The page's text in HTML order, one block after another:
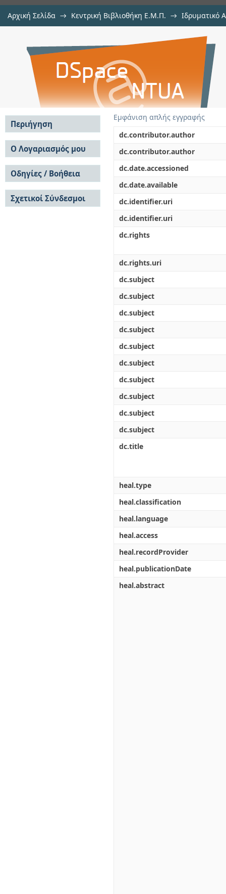
Αρχική Σελίδα → Κεντρική Βιβλιοθήκη Ε.Μ.Π. → Ιδρυματικό
Ανάπτυξη δομών ψύξης
ενισχυμένη θερμική
Εμφάνιση απλής εγγραφής
dc.contributor.author
dc.contributor.author
dc.date.accessioned
dc.date.available
dc.identifier.uri
dc.identifier.uri
dc.rights
dc.rights.uri
dc.subject
dc.subject
dc.subject
dc.subject
dc.subject
dc.subject
dc.subject
dc.subject
dc.subject
dc.subject
dc.title
heal.type
heal.classification
heal.language
heal.access
heal.recordProvider
heal.publicationDate
heal.abstract
Περιήγηση
Σε όλο το DSpace
Κοινότητες & Συλλογές
Ανά Ημερομηνία
Έκδοσης
Συγγραφείς
Τίτλοι
Θέματα
Ο Λογαριασμός μου
Σύνδεση
Εγγραφή
Οδηγίες / Βοήθεια
Οδηγίες Υποβολής
Οδηγίες Χρήσης ΙΑ
Συχνές Ερωτήσεις
Σχετικοί Σύνδεσμοι